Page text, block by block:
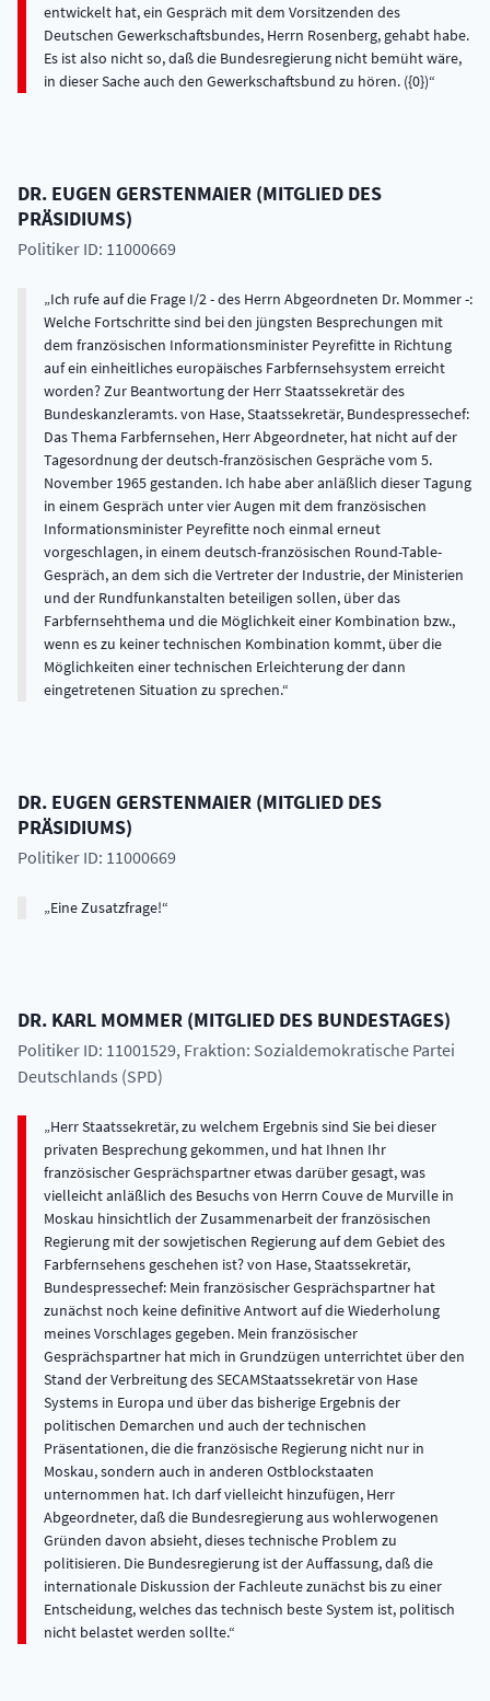
entwickelt hat, ein Gespräch mit dem Vorsitzenden des
Deutschen Gewerkschaftsbundes, Herrn Rosenberg, gehabt habe.
Es ist also nicht so, daß die Bundesregierung nicht bemüht wäre,
in dieser Sache auch den Gewerkschaftsbund zu hören. ({0})
DR. EUGEN GERSTENMAIER (MITGLIED DES
PRÄSIDIUMS)
Politiker ID: 11000669
Ich rufe auf die Frage I/2 - des Herrn Abgeordneten Dr. Mommer -:
Welche Fortschritte sind bei den jüngsten Besprechungen mit
dem französischen Informationsminister Peyrefitte in Richtung
auf ein einheitliches europäisches Farbfernsehsystem erreicht
worden? Zur Beantwortung der Herr Staatssekretär des
Bundeskanzleramts. von Hase, Staatssekretär, Bundespressechef:
Das Thema Farbfernsehen, Herr Abgeordneter, hat nicht auf der
Tagesordnung der deutsch-französischen Gespräche vom 5.
November 1965 gestanden. Ich habe aber anläßlich dieser Tagung
in einem Gespräch unter vier Augen mit dem französischen
Informationsminister Peyrefitte noch einmal erneut
vorgeschlagen, in einem deutsch-französischen Round-Table-
Gespräch, an dem sich die Vertreter der Industrie, der Ministerien
und der Rundfunkanstalten beteiligen sollen, über das
Farbfernsehthema und die Möglichkeit einer Kombination bzw.,
wenn es zu keiner technischen Kombination kommt, über die
Möglichkeiten einer technischen Erleichterung der dann
eingetretenen Situation zu sprechen.
DR. EUGEN GERSTENMAIER (MITGLIED DES
PRÄSIDIUMS)
Politiker ID: 11000669
Eine Zusatzfrage!
DR. KARL MOMMER (MITGLIED DES BUNDESTAGES)
Politiker ID: 11001529, Fraktion: Sozialdemokratische Partei
Deutschlands (SPD)
Herr Staatssekretär, zu welchem Ergebnis sind Sie bei dieser
privaten Besprechung gekommen, und hat Ihnen Ihr
französischer Gesprächspartner etwas darüber gesagt, was
vielleicht anläßlich des Besuchs von Herrn Couve de Murville in
Moskau hinsichtlich der Zusammenarbeit der französischen
Regierung mit der sowjetischen Regierung auf dem Gebiet des
Farbfernsehens geschehen ist? von Hase, Staatssekretär,
Bundespressechef: Mein französischer Gesprächspartner hat
zunächst noch keine definitive Antwort auf die Wiederholung
meines Vorschlages gegeben. Mein französischer
Gesprächspartner hat mich in Grundzügen unterrichtet über den
Stand der Verbreitung des SECAMStaatssekretär von Hase
Systems in Europa und über das bisherige Ergebnis der
politischen Demarchen und auch der technischen
Präsentationen, die die französische Regierung nicht nur in
Moskau, sondern auch in anderen Ostblockstaaten
unternommen hat. Ich darf vielleicht hinzufügen, Herr
Abgeordneter, daß die Bundesregierung aus wohlerwogenen
Gründen davon absieht, dieses technische Problem zu
politisieren. Die Bundesregierung ist der Auffassung, daß die
internationale Diskussion der Fachleute zunächst bis zu einer
Entscheidung, welches das technisch beste System ist, politisch
nicht belastet werden sollte.